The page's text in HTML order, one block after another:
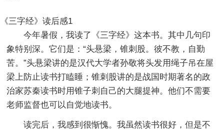
《三字经》读后感1
今年暑假，我读了《三字经》这本书。其中几句印
象特别深。它们是：“头悬梁，锥刺股。彼不教，自勤
苦。”头悬梁讲的是汉代大学者孙敬将头发用绳子吊在屋
梁上防止读书打瞌睡；锥刺股讲的是战国时期著名的政
治家苏秦读书时用锥子刺自己的大腿提神。他们不需要
老师监督也可以自觉地读书。
读完后，我感到很惭愧。我虽然读书很好，但是不